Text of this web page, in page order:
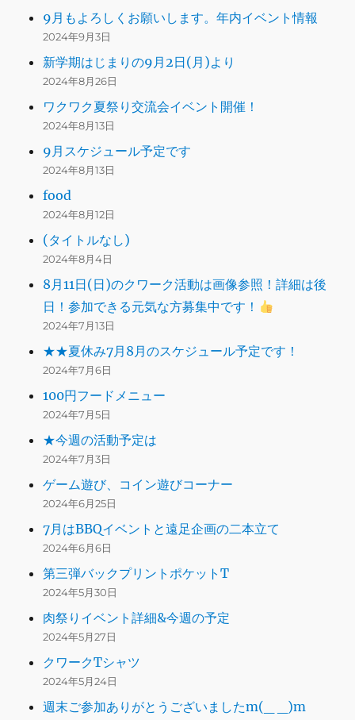
9月もよろしくお願いします。年内イベント情報
2024年9月3日
新学期はじまりの9月2日(月)より
2024年8月26日
ワクワク夏祭り交流会イベント開催！
2024年8月13日
9月スケジュール予定です
2024年8月13日
food
2024年8月12日
(タイトルなし)
2024年8月4日
8月11日(日)のクワーク活動は画像参照！詳細は後
日！参加できる元気な方募集中です！
2024年7月13日
★★夏休み7月8月のスケジュール予定です！
2024年7月6日
100円フードメニュー
2024年7月5日
★今週の活動予定は
2024年7月3日
ゲーム遊び、コイン遊びコーナー
2024年6月25日
7月はBBQイベントと遠足企画の二本立て
2024年6月6日
第三弾バックプリントポケットT
2024年5月30日
肉祭りイベント詳細&今週の予定
2024年5月27日
クワークTシャツ
2024年5月24日
週末ご参加ありがとうございましたm(_ _)m